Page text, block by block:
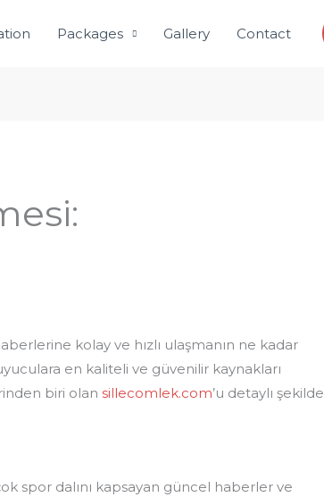
Packages Gallery Contact
kolay ve hızlı ulaşmanın ne kadar
en kaliteli ve güvenilir kaynakları
biri olansillecomlek.com’u detaylı şekilde
spor dalını kapsayan güncel haberler ve